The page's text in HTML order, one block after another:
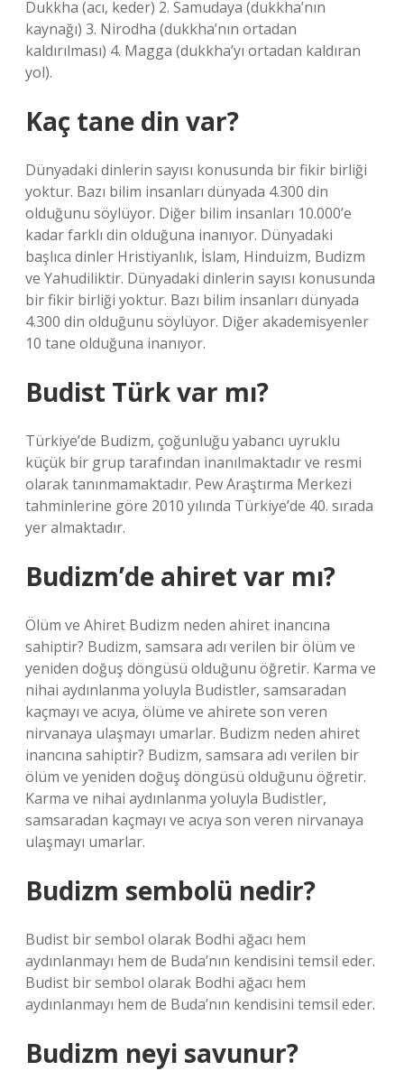
Dukkha (acı, keder) 2. Samudaya (dukkha’nın
kaynağı) 3. Nirodha (dukkha’nın ortadan
kaldırılması) 4. Magga (dukkha’yı ortadan kaldıran
yol).
Kaç tane din var?
Dünyadaki dinlerin sayısı konusunda bir fikir birliği
yoktur. Bazı bilim insanları dünyada 4.300 din
olduğunu söylüyor. Diğer bilim insanları 10.000’e
kadar farklı din olduğuna inanıyor. Dünyadaki
başlıca dinler Hristiyanlık, İslam, Hinduizm, Budizm
ve Yahudiliktir. Dünyadaki dinlerin sayısı konusunda
bir fikir birliği yoktur. Bazı bilim insanları dünyada
4.300 din olduğunu söylüyor. Diğer akademisyenler
10 tane olduğuna inanıyor.
Budist Türk var mı?
Türkiye’de Budizm, çoğunluğu yabancı uyruklu
küçük bir grup tarafından inanılmaktadır ve resmi
olarak tanınmamaktadır. Pew Araştırma Merkezi
tahminlerine göre 2010 yılında Türkiye’de 40. sırada
yer almaktadır.
Budizm’de ahiret var mı?
Ölüm ve Ahiret Budizm neden ahiret inancına
sahiptir? Budizm, samsara adı verilen bir ölüm ve
yeniden doğuş döngüsü olduğunu öğretir. Karma ve
nihai aydınlanma yoluyla Budistler, samsaradan
kaçmayı ve acıya, ölüme ve ahirete son veren
nirvanaya ulaşmayı umarlar. Budizm neden ahiret
inancına sahiptir? Budizm, samsara adı verilen bir
ölüm ve yeniden doğuş döngüsü olduğunu öğretir.
Karma ve nihai aydınlanma yoluyla Budistler,
samsaradan kaçmayı ve acıya son veren nirvanaya
ulaşmayı umarlar.
Budizm sembolü nedir?
Budist bir sembol olarak Bodhi ağacı hem
aydınlanmayı hem de Buda’nın kendisini temsil eder.
Budist bir sembol olarak Bodhi ağacı hem
aydınlanmayı hem de Buda’nın kendisini temsil eder.
Budizm neyi savunur?